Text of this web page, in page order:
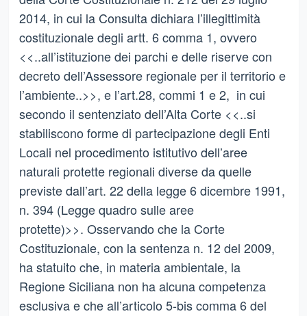
2014, in cui la Consulta dichiara l’illegittimità
costituzionale degli artt. 6 comma 1, ovvero
<<..all’istituzione dei parchi e delle riserve con
decreto dell’Assessore regionale per il territorio e
l’ambiente..>>, e l’art.28, commi 1 e 2, in cui
secondo il sentenziato dell’Alta Corte <<..si
stabiliscono forme di partecipazione degli Enti
Locali nel procedimento istitutivo dell’aree
naturali protette regionali diverse da quelle
previste dall’art. 22 della legge 6 dicembre 1991,
n. 394 (Legge quadro sulle aree
protette)>>. Osservando che la Corte
Costituzionale, con la sentenza n. 12 del 2009,
ha statuito che, in materia ambientale, la
Regione Siciliana non ha alcuna competenza
esclusiva e che all’articolo 5-bis comma 6 del